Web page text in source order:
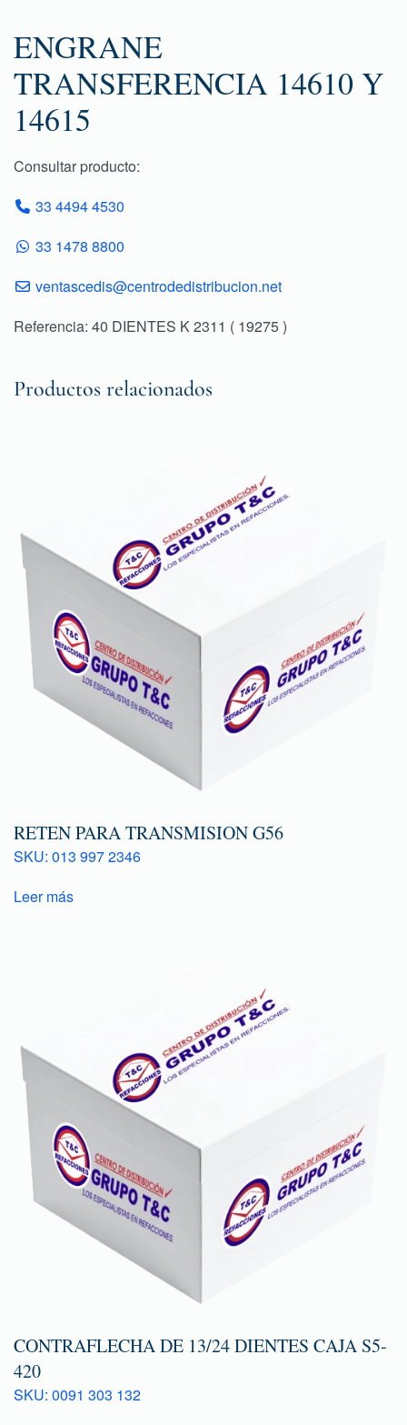
ENGRANE
TRANSFERENCIA 14610 Y
14615
Consultar producto:
33 4494 4530
33 1478 8800
ventascedis@centrodedistribucion.net
Referencia: 40 DIENTES K 2311 ( 19275 )
Productos relacionados
RETEN PARA TRANSMISION G56
SKU: 013 997 2346
Leer más
CONTRAFLECHA DE 13/24 DIENTES CAJA S5-
420
SKU: 0091 303 132